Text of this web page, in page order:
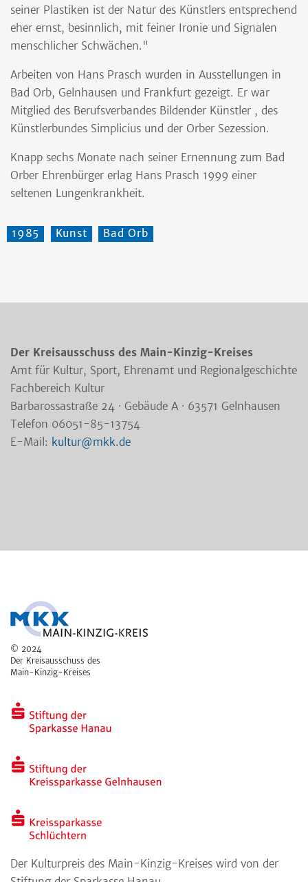
seiner Plastiken ist der Natur des Künstlers entsprechend
eher ernst, besinnlich, mit feiner Ironie und Signalen
menschlicher Schwächen."
Arbeiten von Hans Prasch wurden in Ausstellungen in
Bad Orb, Gelnhausen und Frankfurt gezeigt. Er war
Mitglied des Berufsverbandes Bildender Künstler , des
Künstlerbundes Simplicius und der Orber Sezession.
Knapp sechs Monate nach seiner Ernennung zum Bad
Orber Ehrenbürger erlag Hans Prasch 1999 einer
seltenen Lungenkrankheit.
1985 Kunst Bad Orb
Der Kreisausschuss des Main-Kinzig-Kreises
Amt für Kultur, Sport, Ehrenamt und Regionalgeschichte
Fachbereich Kultur
Barbarossastraße 24 · Gebäude A · 63571 Gelnhausen
Telefon 06051-85-13754
E-Mail: kultur@mkk.de
© 2024
Der Kreisausschuss des
Main-Kinzig-Kreises
Der Kulturpreis des Main-Kinzig-Kreises wird von der